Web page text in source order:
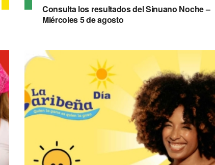
Consulta los resultados del Sinuano Noche –
Miércoles 5 de agosto